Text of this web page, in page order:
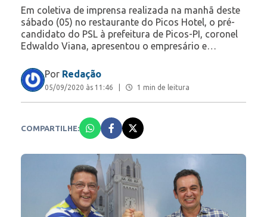
Em coletiva de imprensa realizada na manhã deste
sábado (05) no restaurante do Picos Hotel, o pré-
candidato do PSL à prefeitura de Picos-PI, coronel
Edwaldo Viana, apresentou o empresário e…
Por Redação
05/09/2020 às 11:46 1 min de leitura
COMPARTILHE: